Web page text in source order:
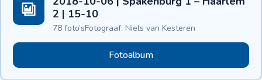
2 | 15-10
78 foto’sFotograaf: Niels van Kesteren
Fotoalbum